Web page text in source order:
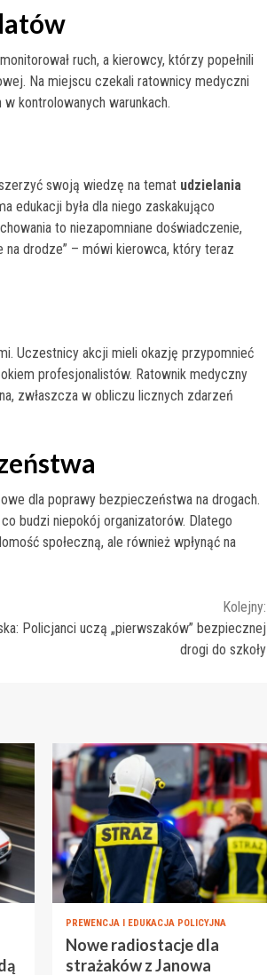
ruch, a kierowcy, którzy popełnili
Na miejscu czekali ratownicy medyczni
kontrolowanych warunkach.
swoją wiedzę na temat udzielania
edukacji była dla niego zaskakująco
to niezapomniane doświadczenie,
drodze” – mówi kierowca, który teraz
Uczestnicy akcji mieli okazję przypomnieć
profesjonalistów. Ratownik medyczny
zwłaszcza w obliczu licznych zdarzeń
dla poprawy bezpieczeństwa na drogach.
budzi niepokój organizatorów. Dlatego
społeczną, ale również wpłynąć na
Kolejny:
Policjanci uczą „pierwszaków” bezpiecznej
drogi do szkoły
PREWENCJA I EDUKACJA POLICYJNA
Nowe radiostacje dla
strażaków z Janowa